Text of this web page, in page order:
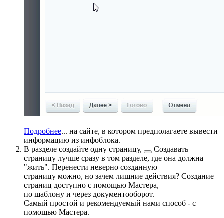
Подробнее... на сайте, в котором предполагаете вывести
информацию из инфоблока.
В разделе создайте одну страницу,
Создавать
страницу лучше сразу в том разделе, где она должна
"жить". Перенести неверно созданную
страницу можно, но зачем лишние действия? Создание
страниц доступно с помощью Мастера,
по шаблону и через документооборот.
Самый простой и рекомендуемый нами способ - с
помощью Мастера.